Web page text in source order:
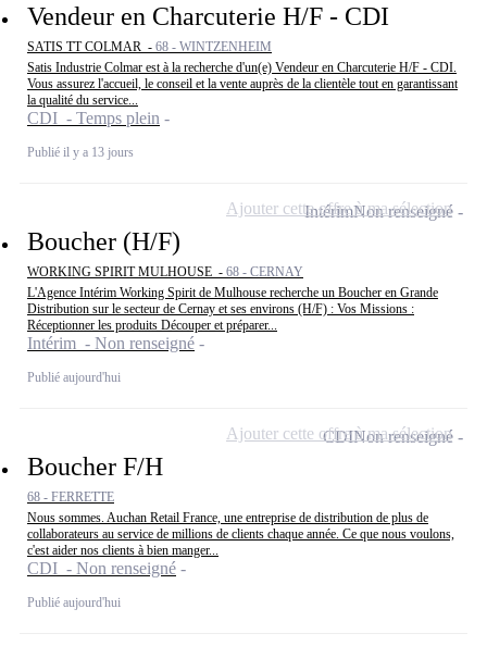
Vendeur en Charcuterie H/F - CDI
SATIS TT COLMAR - 68 - WINTZENHEIM
Satis Industrie Colmar est à la recherche d'un(e) Vendeur en Charcuterie H/F - CDI.
Vous assurez l'accueil, le conseil et la vente auprès de la clientèle tout en garantissant
la qualité du service...
CDI - Temps plein
Publié il y a 13 jours
Boucher (H/F)
WORKING SPIRIT MULHOUSE - 68 - CERNAY
L'Agence Intérim Working Spirit de Mulhouse recherche un Boucher en Grande
Distribution sur le secteur de Cernay et ses environs (H/F) : Vos Missions :
Réceptionner les produits Découper et préparer...
Intérim - Non renseigné
Publié aujourd'hui
IntérimNon renseigné
Ajouter cette offre à ma sélection
Boucher F/H
68 - FERRETTE
Nous sommes. Auchan Retail France, une entreprise de distribution de plus de
collaborateurs au service de millions de clients chaque année. Ce que nous voulons,
c'est aider nos clients à bien manger...
CDI - Non renseigné
Publié aujourd'hui
CDINon renseigné
Ajouter cette offre à ma sélection